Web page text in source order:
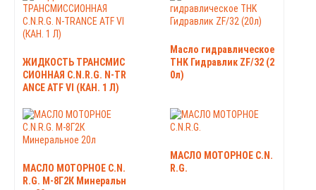
ЖИДКОСТЬ ТРАНСМИС
СИОННАЯ C.N.R.G. N-TR
ANCE ATF VI (КАН. 1 Л)
Масло гидравлическое
THK Гидравлик ZF/32 (2
0л)
МАСЛО МОТОРНОЕ C.N.
R.G. М-8Г2К Минеральн
МАСЛО МОТОРНОЕ C.N.
R.G.